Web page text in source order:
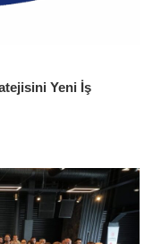
Yeni İş